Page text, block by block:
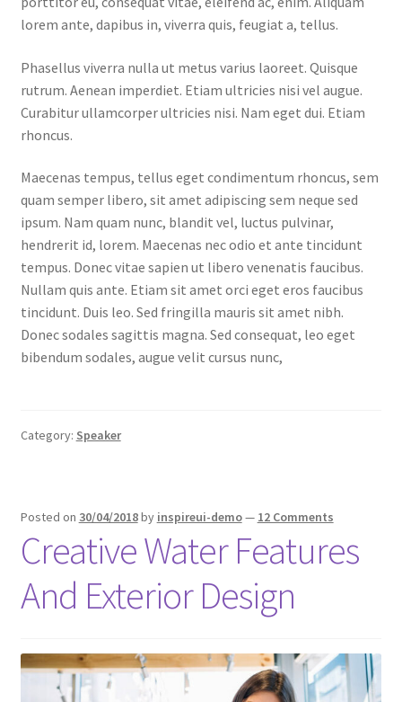
lorem ante, dapibus in, viverra quis, feugiat a, tellus.
Phasellus viverra nulla ut metus varius laoreet. Quisque
rutrum. Aenean imperdiet. Etiam ultricies nisi vel augue.
Curabitur ullamcorper ultricies nisi. Nam eget dui. Etiam
rhoncus.
Maecenas tempus, tellus eget condimentum rhoncus, sem
quam semper libero, sit amet adipiscing sem neque sed
ipsum. Nam quam nunc, blandit vel, luctus pulvinar,
hendrerit id, lorem. Maecenas nec odio et ante tincidunt
tempus. Donec vitae sapien ut libero venenatis faucibus.
Nullam quis ante. Etiam sit amet orci eget eros faucibus
tincidunt. Duis leo. Sed fringilla mauris sit amet nibh.
Donec sodales sagittis magna. Sed consequat, leo eget
bibendum sodales, augue velit cursus nunc,
Category: Speaker
Posted on 30/04/2018by inspireui-demo— 12 Comments
Creative Water Features
And Exterior Design